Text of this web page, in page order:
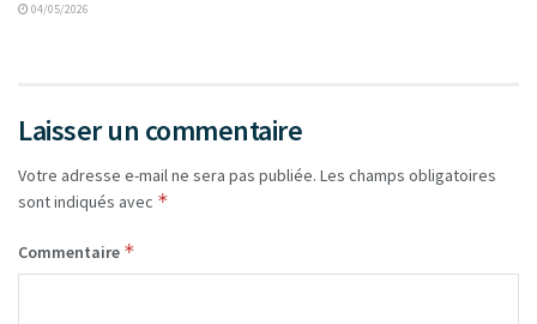
04/05/2026
Laisser un commentaire
Votre adresse e-mail ne sera pas publiée. Les champs obligatoires
sont indiqués avec *
Commentaire *